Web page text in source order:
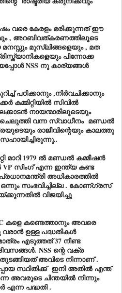
വരെ കേരളം ഭരിക്കുന്നത്‌ ഈ
, അറബിവത്കരണത്തിലൂടെ
മനസ്സും മുസ്ലിങ്ങളെയും , മത
പിന്നോക്ക
NSS നു കാര്യങ്ങൾ
പഠിക്കാനും ,നിർവചിക്കാനും
കമ്മിറ്റിയിൽ സിവിൽ
നായന്മാരിലൂടെയും
ചെലുത്തി വന്ന സ്വാധീനം മണ്ഡൽ
രാജീവിന്റെയും കാലത്തു
സഹായിച്ചിരുന്നു..
മാറി 1979 ൽ മണ്ഡൽ കമ്മീഷൻ
ൽ VP സിംഗ് എന്ന ഇന്ത്യ കണ്ട
അധികാരത്തിൽ
സംഭവിച്ചില്ല . കോണ്ഗ്രസ്
വിജയിച്ചു
കളെ കണ്ടെത്താനും അവരെ
ഉള്ള പദ്ധതികൾ
എടുത്തത് 37 നീണ്ട
NSS ന്റെ വക്ര
അവിടെ നിന്നാണ് .
സ്ഥിതിക്ക് ഇനി അതിൽ എന്ത്
അവരുടെ ചിന്തയിൽ നിന്നും
എന്ന പദ്ധതി .